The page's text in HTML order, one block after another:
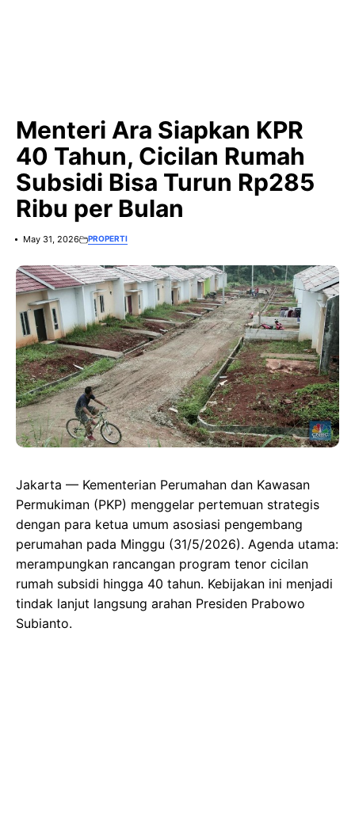
Menteri Ara Siapkan KPR
40 Tahun, Cicilan Rumah
Subsidi Bisa Turun Rp285
Ribu per Bulan
May 31, 2026 PROPERTI
Jakarta — Kementerian Perumahan dan Kawasan
Permukiman (PKP) menggelar pertemuan strategis
dengan para ketua umum asosiasi pengembang
perumahan pada Minggu (31/5/2026). Agenda utama:
merampungkan rancangan program tenor cicilan
rumah subsidi hingga 40 tahun. Kebijakan ini menjadi
tindak lanjut langsung arahan Presiden Prabowo
Subianto.